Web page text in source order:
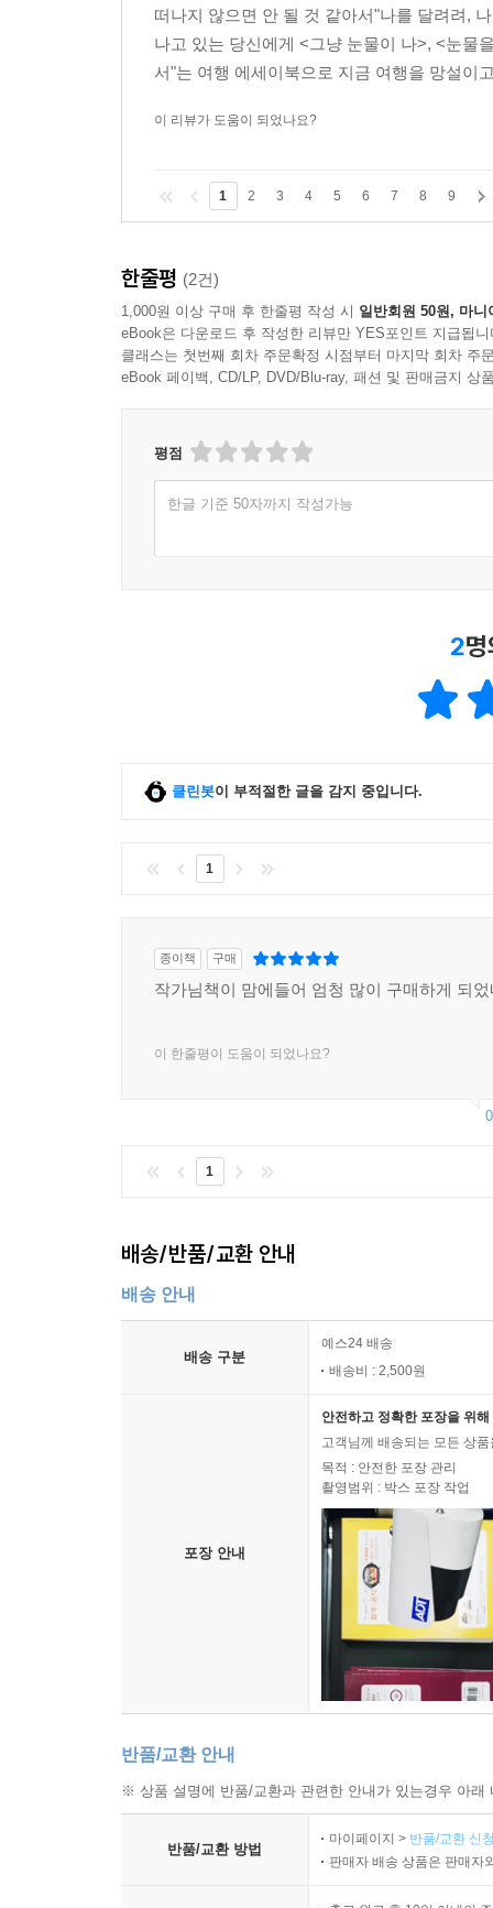
떠나지 않으면 안 될 것 같아서"나를 달려려,
나고 있는 당신에게 <그냥 눈물이 나>, <눈물
서"는 여행 에세이북으로 지금 여행을 망설이
이 리뷰가 도움이 되었나요?
1 2 3 4 5 6 7 8 9
한줄평 (2건)
1,000원 이상 구매 후 한줄평 작성 시 일반회원 50원, 마니
eBook은 다운로드 후 작성한 리뷰만 YES포인트 지급됩니
클래스는 첫번째 회차 주문확정 시점부터 마지막 회차 주
eBook 페이백, CD/LP, DVD/Blu-ray, 패션 및 판매금지 상
평점
한글 기준 50자까지 작성가능
2
클린봇이 부적절한 글을 감지 중입니다.
1
종이책 구매
작가님책이 맘에들어 엄청 많이 구매하게 되
이 한줄평이 도움이 되었나요?
1
배송/반품/교환 안내
배송 안내
배송 구분
예스24 배송
배송비 : 2,500원
포장 안내
안전하고 정확한 포장을 위
고객님께 배송되는 모든 상
목적 : 안전한 포장 관리
촬영범위 : 박스 포장 작업
반품/교환 안내
※ 상품 설명에 반품/교환과 관련한 안내가 있는경우 아
반품/교환 방법
마이페이지 > 반품/교환 신
판매자 배송 상품은 판매자